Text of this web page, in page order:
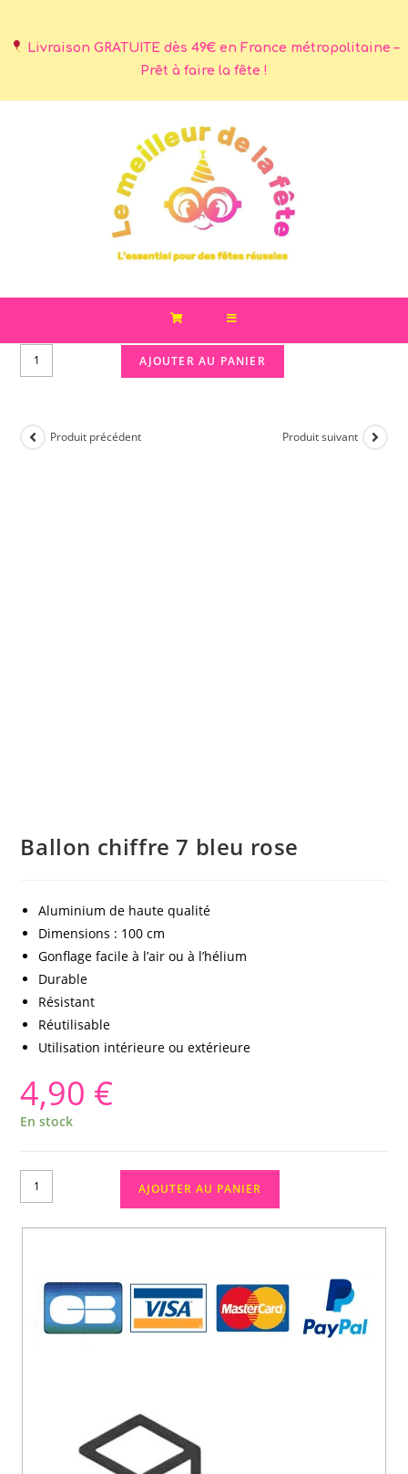
Livraison GRATUITE dès 49€ en France métropolitaine –
Prêt à faire la fête !
AJOUTER AU PANIER
Produit précédent Produit suivant
Ballon chiffre 7 bleu rose
Aluminium de haute qualité
Dimensions : 100 cm
Gonflage facile à l’air ou à l’hélium
Durable
Résistant
Réutilisable
Utilisation intérieure ou extérieure
4,90 €
En stock
AJOUTER AU PANIER